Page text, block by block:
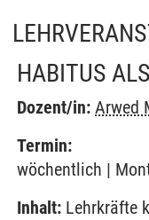
HABITUS
Dozent/in: Arwed
Termin:
wöchentlich |
Inhalt: Lehrkräfte